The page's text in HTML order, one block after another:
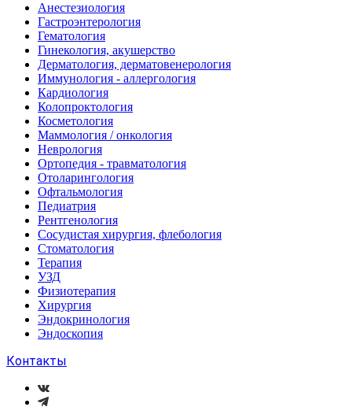
Анестезиология
Гастроэнтерология
Гематология
Гинекология, акушерство
Дерматология, дерматовенерология
Иммунология - аллергология
Кардиология
Колопроктология
Косметология
Маммология / онкология
Неврология
Ортопедия - травматология
Отоларингология
Офтальмология
Педиатрия
Рентгенология
Сосудистая хирургия, флебология
Стоматология
Терапия
УЗД
Физиотерапия
Хирургия
Эндокринология
Эндоскопия
Контакты